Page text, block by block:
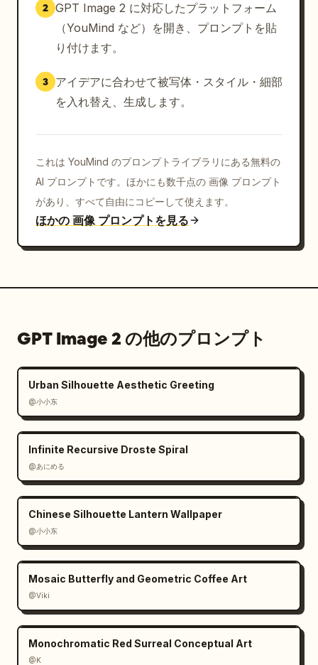
くし、青と黄色のブランドの一貫性を保ち、ショート動画
のエンディングとしてそのまま使えるクオリティに仕上げ
てください。"}
2 GPT Image 2 に対応したプラットフォーム
（YouMind など）を開き、プロンプトを貼
り付けます。
3
アイデアに合わせて被写体・スタイル・細部
を入れ替え、生成します。
これは YouMind のプロンプトライブラリにある無料の
AI プロンプトです。ほかにも数千点の 画像 プロンプト
があり、すべて自由にコピーして使えます。
ほかの 画像 プロンプトを見る
GPT Image 2 の他のプロンプト
Urban Silhouette Aesthetic Greeting
@小小东
Infinite Recursive Droste Spiral
@あにめる
Chinese Silhouette Lantern Wallpaper
@小小东
Mosaic Butterfly and Geometric Coffee Art
@Viki
Monochromatic Red Surreal Conceptual Art
@K